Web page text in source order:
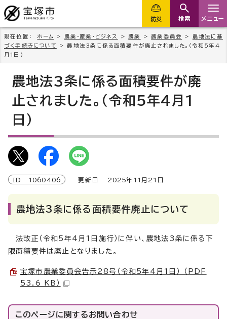
防災 検索 メニュー
現在位置： ホーム > 農業・産業・ビジネス > 農業 > 農業委員会 >
農地法に基
づく手続きについて
> 農地法3条に係る面積要件が廃止されました。（令和5年4
月1日）
農地法3条に係る面積要件が廃
止されました。（令和5年4月1
日）
ID 1060406 更新日 2025年 11 月 21 日
農地法3条に係る面積要件廃止について
法改正（令和5年4月1日施行）に伴い、農地法3条に係る下
限面積要件は廃止となりました。
宝塚市農業委員会告示28号（令和5年4月1日） （PDF
53.6 KB）
このページに関するお問い合わせ